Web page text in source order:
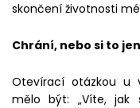
skončení životnosti
Chrání, nebo si to
Otevírací otázkou u
mělo být: „Víte, jak